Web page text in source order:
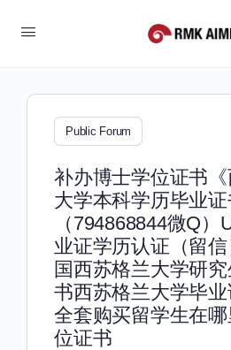
Public Forum
补办博士学位证书
大学本科学历毕业证
（794868844微Q）
业证学历认证（留
国西苏格兰大学研
书西苏格兰大学毕
全套购买留学生在
位证书